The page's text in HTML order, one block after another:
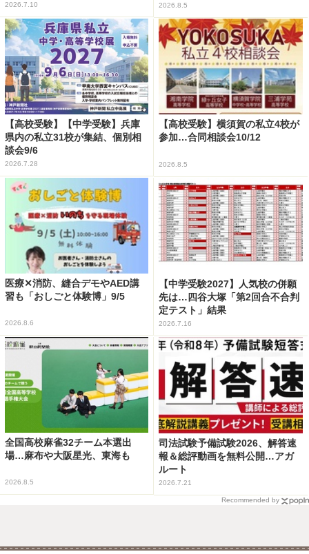
2026.7.10 2026.8.5
【高校受験】【中学受験】兵庫
県内の私立31校が集結、個別相
談会9/6
2026.7.28
【高校受験】横須賀の私立4校が
参加…合同相談会10/12
2026.8.5
医療✕消防、縫合デモやAED講
習も「おしごと体験博」9/5
2026.8.6
【中学受験2027】人気校の併願
先は…四谷大塚「第2回合不合判
定テスト」結果
2026.7.16
全国高校麻雀32チーム本選出
場…麻布や大阪星光、東海も
2026.8.5
司法試験予備試験2026、解答速
報＆総評動画を無料公開…アガ
ルート
2026.7.21
Recommended by